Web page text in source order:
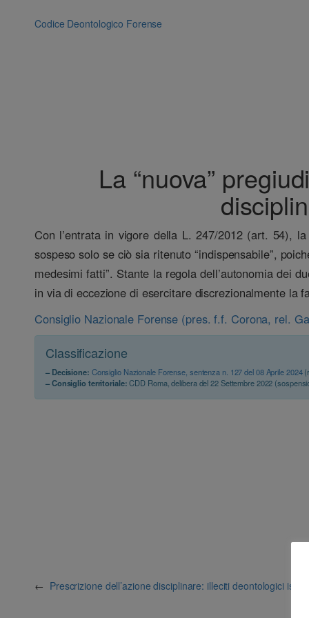
Codice Deontologico Forense
La “nuova”
Con l’entrata in vigore della L. 247/2012 (art. 54),
sospeso solo se ciò sia ritenuto “indispensabile”,
medesimi fatti”. Stante la regola dell’autonomia dei
in via di eccezione di esercitare discrezionalmente la
Consiglio Nazionale Forense (pres. f.f. Corona, rel.
Classificazione
– Decisione: Consiglio Nazionale Forense, sentenza n. 127 del 08 Aprile 2024
– Consiglio territoriale:CDD Roma, delibera del 22 Settembre 2022
← Prescrizione dell’azione disciplinare: illeciti deontologici